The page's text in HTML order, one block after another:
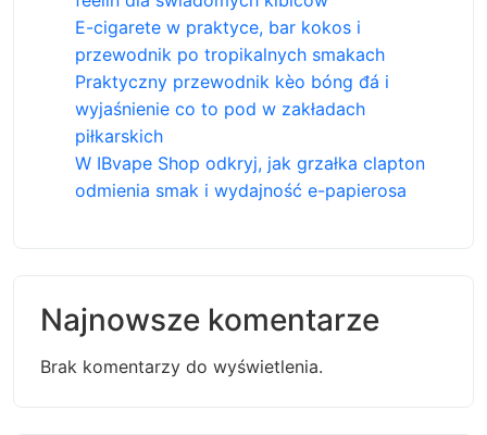
E-cigarete w praktyce, bar kokos i
przewodnik po tropikalnych smakach
Praktyczny przewodnik kèo bóng đá i
wyjaśnienie co to pod w zakładach
piłkarskich
W IBvape Shop odkryj, jak grzałka clapton
odmienia smak i wydajność e-papierosa
Najnowsze komentarze
Brak komentarzy do wyświetlenia.